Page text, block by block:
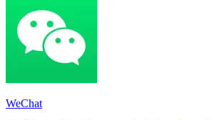
WeChat